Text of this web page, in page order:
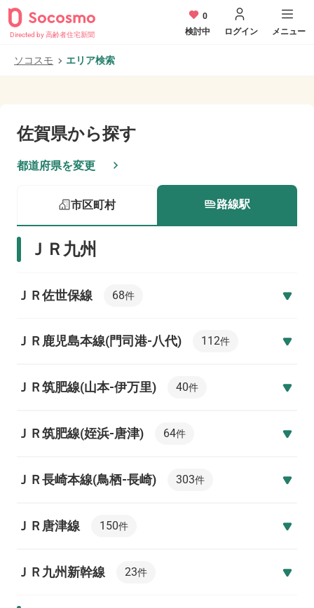
Directed by 高齢者住宅新聞
0
検討中
ログイン メニュー
ソコスモ エリア検索
佐賀県から探す
都道府県を変更
市区町村 路線駅
ＪＲ九州
ＪＲ佐世保線 68件
ＪＲ鹿児島本線(門司港-八代) 112件
ＪＲ筑肥線(山本-伊万里) 40件
ＪＲ筑肥線(姪浜-唐津) 64件
ＪＲ長崎本線(鳥栖-長崎) 303件
ＪＲ唐津線 150件
ＪＲ九州新幹線 23件